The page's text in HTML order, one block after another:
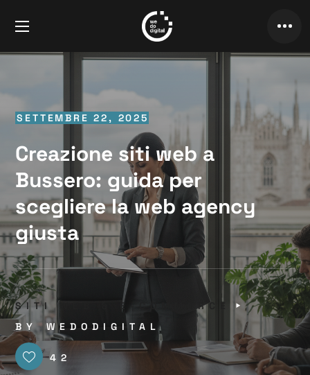
SETTEMBRE 22, 2025
Creazione siti web a
Bussero: guida per
scegliere la web agency
giusta
SITI WEB & E-COMMERCE
BYWEDODIGITAL
42